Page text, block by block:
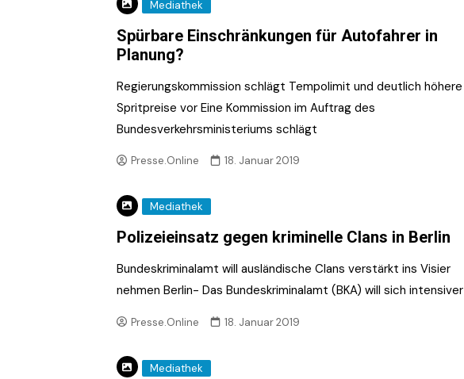
Mediathek
Spürbare Einschränkungen für Autofahrer in
Planung?
Regierungskommission schlägt Tempolimit und deutlich höhere
Spritpreise vor Eine Kommission im Auftrag des
Bundesverkehrsministeriums schlägt
Presse.Online 18. Januar 2019
Mediathek
Polizeieinsatz gegen kriminelle Clans in Berlin
Bundeskriminalamt will ausländische Clans verstärkt ins Visier
nehmen Berlin- Das Bundeskriminalamt (BKA) will sich intensiver
Presse.Online 18. Januar 2019
Mediathek